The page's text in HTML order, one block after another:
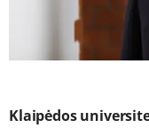
Klaipėdos